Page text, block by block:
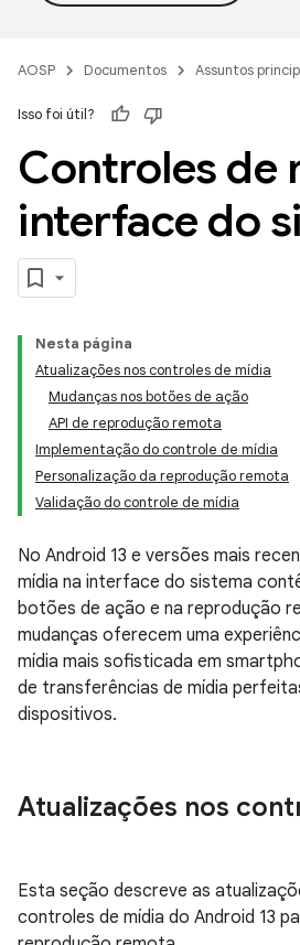
AOSP Documentos Assuntos
Isso foi útil?
Controles de
interface do
Nesta página
Atualizações nos controles de mídia
Mudanças nos botões de ação
API de reprodução remota
Implementação do controle de mídia
Personalização da reprodução remota
Validação do controle de mídia
No Android 13 e versões mais
mídia na interface do sistema
botões de ação e na reprodução
mudanças oferecem uma
mídia mais sofisticada em
de transferências de mídia
dispositivos.
Atualizações nos
Esta seção descreve as
controles de mídia do Android 13